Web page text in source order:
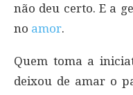
não deu certo. E a
no amor.
Quem toma a
deixou de amar o